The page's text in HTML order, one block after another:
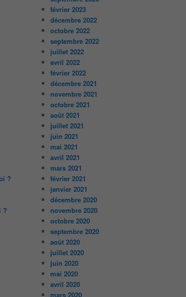
?
?
février 2023
décembre 2022
octobre 2022
septembre 2022
juillet 2022
avril 2022
février 2022
décembre 2021
novembre 2021
octobre 2021
août 2021
juillet 2021
juin 2021
mai 2021
avril 2021
mars 2021
février 2021
janvier 2021
décembre 2020
novembre 2020
octobre 2020
septembre 2020
août 2020
juillet 2020
juin 2020
mai 2020
avril 2020
mars 2020